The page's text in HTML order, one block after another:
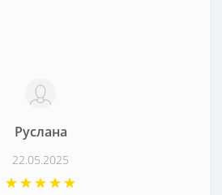
Руслана
22.05.2025